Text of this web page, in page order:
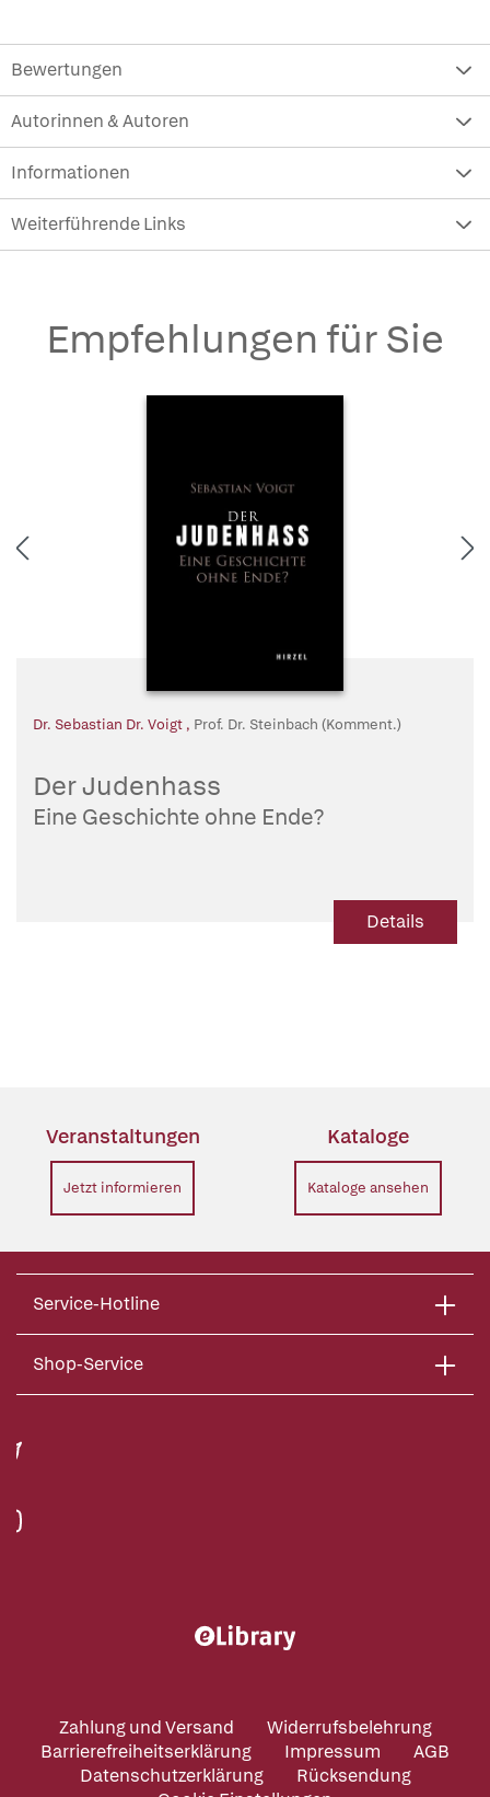
Bewertungen
Autorinnen & Autoren
Informationen
Weiterführende Links
Empfehlungen für Sie
Dr. Sebastian Dr. Voigt , Prof. Dr. Steinbach (Komment.)
Der Judenhass
Eine Geschichte ohne Ende?
Details
Veranstaltungen
Jetzt informieren
Kataloge
Kataloge ansehen
Service-Hotline
Shop-Service
Zahlung und Versand
Widerrufsbelehrung
Barrierefreiheitserklärung
Impressum
AGB
Datenschutzerklärung
Rücksendung